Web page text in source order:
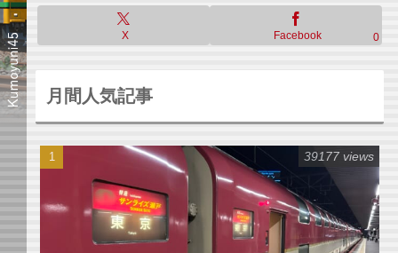
X Facebook 0
月間人気記事
39177 views